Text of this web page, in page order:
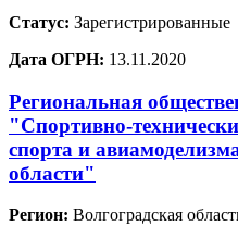
Статус: Зарегистрированные
Дата ОГРН: 13.11.2020
Региональная
"Спортивно-
спорта и
области"
Регион: Волгоградская